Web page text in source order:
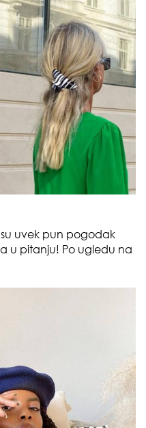
uvek pun pogodak
u pitanju! Po ugledu na